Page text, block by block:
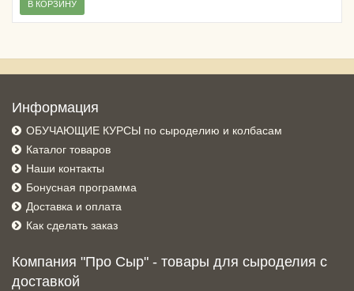
В КОРЗИНУ
Информация
ОБУЧАЮЩИЕ КУРСЫ по сыроделию и колбасам
Каталог товаров
Наши контакты
Бонусная программа
Доставка и оплата
Как сделать заказ
Компания "Про Сыр" - товары для сыроделия с
доставкой